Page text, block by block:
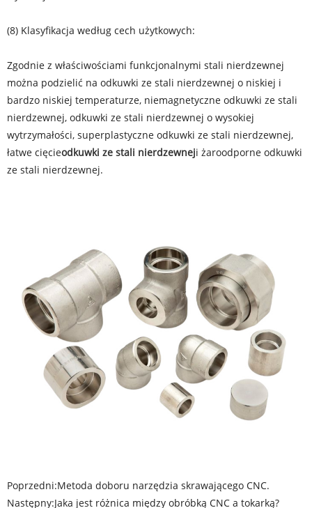
(8) Klasyfikacja według cech użytkowych:
Zgodnie z właściwościami funkcjonalnymi stali nierdzewnej
można podzielić na odkuwki ze stali nierdzewnej o niskiej i
bardzo niskiej temperaturze, niemagnetyczne odkuwki ze stali
nierdzewnej, odkuwki ze stali nierdzewnej o wysokiej
wytrzymałości, superplastyczne odkuwki ze stali nierdzewnej,
łatwe cięcieodkuwki ze stali nierdzewneji żaroodporne odkuwki
ze stali nierdzewnej.
Poprzedni:Metoda doboru narzędzia skrawającego CNC.
Następny:Jaka jest różnica między obróbką CNC a tokarką?